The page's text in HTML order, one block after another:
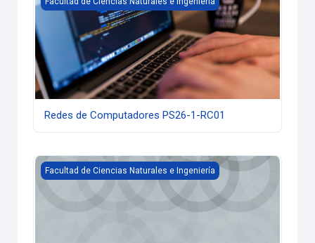
Redes de Computadores PS26-1-RC01
Examen de Suficiencia TIC PS25-1-TIC02
Facultad de Ciencias Naturales e Ingeniería